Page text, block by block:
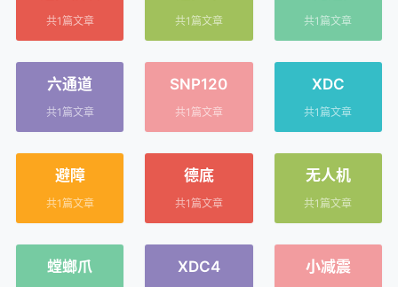
共1篇文章 共1篇文章 共1篇文章
六通道
共1篇文章
SNP120
共1篇文章
XDC
共1篇文章
避障
共1篇文章
德底
共1篇文章
无人机
共1篇文章
螳螂爪 XDC4 小减震